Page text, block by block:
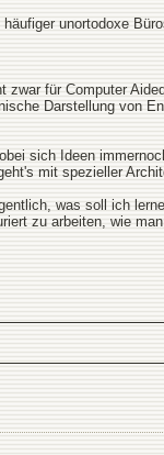
unortodoxe
für Computer
Darstellung von
sich Ideen
mit spezieller
was soll ich
zu arbeiten, wie